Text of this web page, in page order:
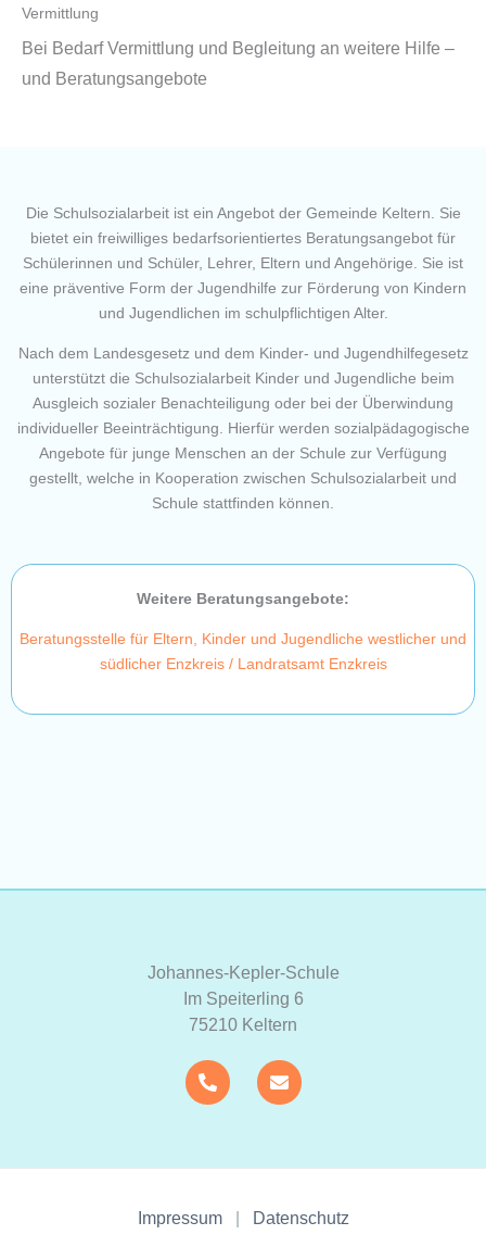
Vermittlung
Bei Bedarf Vermittlung und Begleitung an weitere Hilfe –
und Beratungsangebote
Die Schulsozialarbeit ist ein Angebot der Gemeinde Keltern. Sie
bietet ein freiwilliges bedarfsorientiertes Beratungsangebot für
Schülerinnen und Schüler, Lehrer, Eltern und Angehörige. Sie ist
eine präventive Form der Jugendhilfe zur Förderung von Kindern
und Jugendlichen im schulpflichtigen Alter.
Nach dem Landesgesetz und dem Kinder- und Jugendhilfegesetz
unterstützt die Schulsozialarbeit Kinder und Jugendliche beim
Ausgleich sozialer Benachteiligung oder bei der Überwindung
individueller Beeinträchtigung. Hierfür werden sozialpädagogische
Angebote für junge Menschen an der Schule zur Verfügung
gestellt, welche in Kooperation zwischen Schulsozialarbeit und
Schule stattfinden können.
Weitere Beratungsangebote:
Beratungsstelle für Eltern, Kinder und Jugendliche westlicher und
südlicher Enzkreis / Landratsamt Enzkreis
Johannes-Kepler-Schule
Im Speiterling 6
75210 Keltern
Impressum Datenschutz